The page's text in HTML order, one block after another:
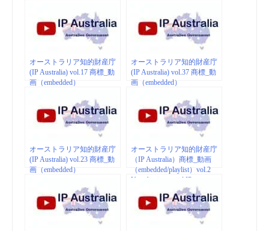
オーストラリア知的財産庁
(IP Australia) vol.17 商標_動
画（embedded）
オーストラリア知的財産庁
(IP Australia) vol.37 商標_動
画（embedded）
オーストラリア知的財産庁
(IP Australia) vol.23 商標_動
画（embedded）
オーストラリア知的財産庁
（IP Australia）商標_動画
（embedded/playlist）vol.2
Your business and IP